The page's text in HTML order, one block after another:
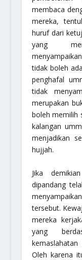
membaca
mereka,
huruf dari
yang
tidak boleh
penghafal
tidak
merupakan
boleh memilih
kalangan
menjadikan
hujjah.
Jika
dipandang
tersebut.
mereka
yang
Oleh karena